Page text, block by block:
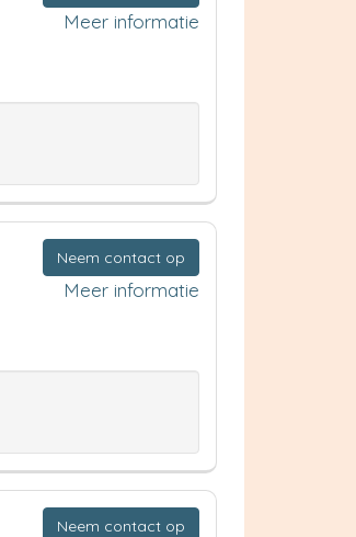
Meer informatie
Neem contact op
Meer informatie
Neem contact op